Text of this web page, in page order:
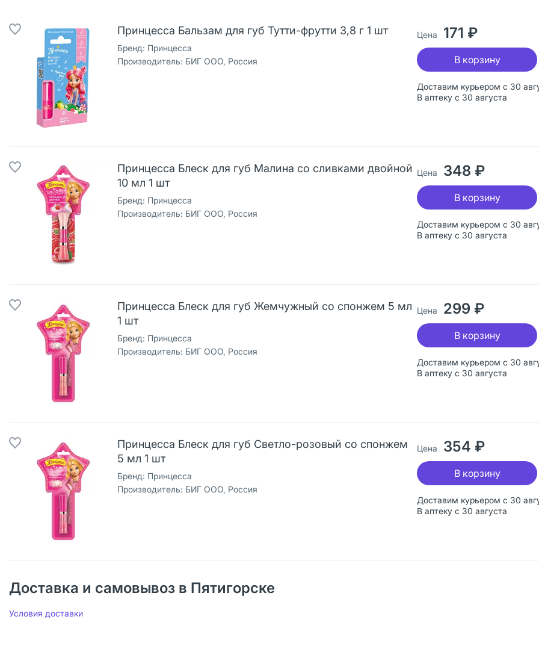
Принцесса Бальзам для губ Тутти-фрутти 3,8 г 1 шт
Бренд: Принцесса
Производитель: БИГ ООО, Россия
Доставим курьером с 30
В аптеку с 30 августа
Цена 171 ₽
В корзину
Принцесса Блеск для губ Малина со сливками двойной
10 мл 1 шт
Бренд: Принцесса
Производитель: БИГ ООО, Россия
Доставим курьером с 30
В аптеку с 30 августа
Цена 348 ₽
В корзину
Принцесса Блеск для губ Жемчужный со спонжем 5 мл
1 шт
Бренд: Принцесса
Производитель: БИГ ООО, Россия
Доставим курьером с 30
В аптеку с 30 августа
Цена 299 ₽
В корзину
Принцесса Блеск для губ Светло-розовый со спонжем
5 мл 1 шт
Бренд: Принцесса
Производитель: БИГ ООО, Россия
Доставим курьером с 30
В аптеку с 30 августа
Цена 354 ₽
В корзину
Доставка и самовывоз в Пятигорске
Условия доставки